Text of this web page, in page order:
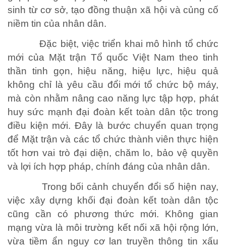
CUỘC SỐNG TƯƠI ĐẸP
Nối trọn yêu thương VTV1
Trái tim có nắng
sinh từ cơ sở, tạo đồng thuận xã hội và củng cố
niềm tin của nhân dân.
Đặc biệt, việc triển khai mô hình tổ chức
mới của Mặt trận Tổ quốc Việt Nam theo tinh
thần tinh gọn, hiệu năng, hiệu lực, hiệu quả
không chỉ là yêu cầu đổi mới tổ chức bộ máy,
mà còn nhằm nâng cao năng lực tập hợp, phát
huy sức mạnh đại đoàn kết toàn dân tộc trong
điều kiện mới. Đây là bước chuyển quan trọng
để Mặt trận và các tổ chức thành viên thực hiện
tốt hơn vai trò đại diện, chăm lo, bảo vệ quyền
và lợi ích hợp pháp, chính đáng của nhân dân.
Trong bối cảnh chuyển đổi số hiện nay,
việc xây dựng khối đại đoàn kết toàn dân tộc
cũng cần có phương thức mới. Không gian
mạng vừa là môi trường kết nối xã hội rộng lớn,
vừa tiềm ẩn nguy cơ lan truyền thông tin xấu